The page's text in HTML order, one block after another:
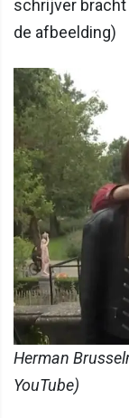
schrijver
de afbeelding)
Herman
YouTube)